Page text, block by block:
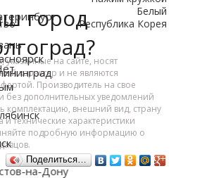
Белый
Республика Корея
указанные на сайте, носят
характер и не являются
Производитель на свое
без дополнительных уведомлений
комплектацию, внешний вид, страну
и технические характеристики
подробную информацию о
Поделиться…
город
на-Дону